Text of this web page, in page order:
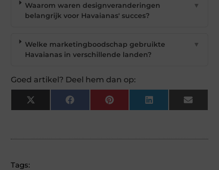
Waarom waren designveranderingen
belangrijk voor Havaianas' succes?
▼
Welke marketingboodschap gebruikte
Havaianas in verschillende landen?
▼
Goed artikel? Deel hem dan op:
X
(Twitter)
Facebook Pinterest LinkedIn Email
Tags: